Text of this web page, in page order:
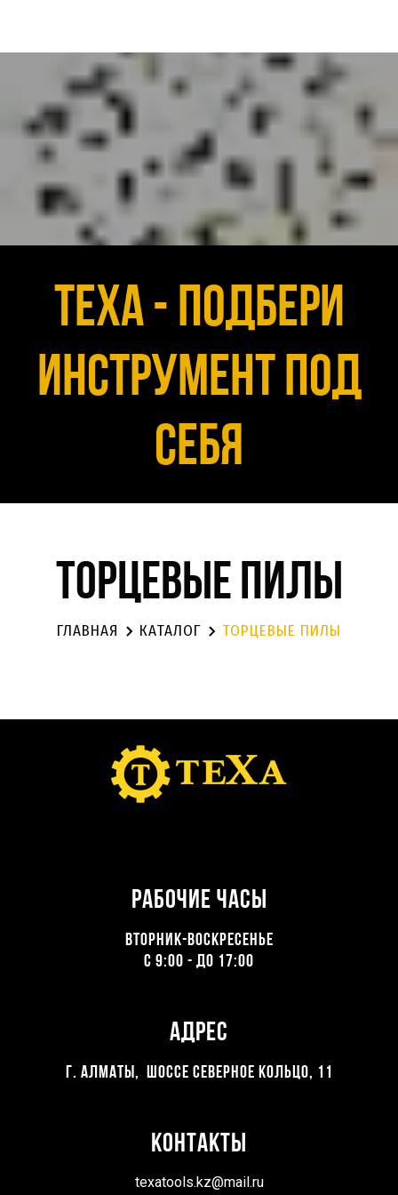
Texa - подбери
инструмент под
себя
торцевые пилы
ГЛАВНАЯ КАТАЛОГ ТОРЦЕВЫЕ ПИЛЫ
Рабочие часы
ВТОРНИК-ВОСКРЕСЕНЬЕ
С 9:00 - ДО 17:00
Адрес
Г. Алматы, Шоссе северное кольцо, 11
Контакты
texatools.kz@mail.ru